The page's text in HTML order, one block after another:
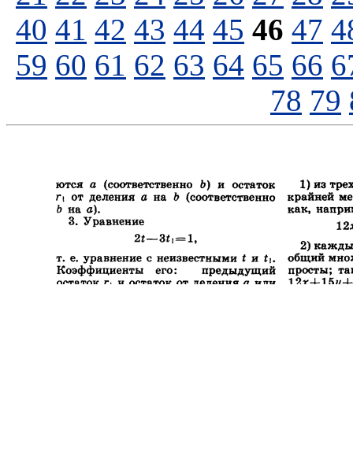
40 41 42 43 44 45 46 47
59 60 61 62 63 64 65 66
78 79